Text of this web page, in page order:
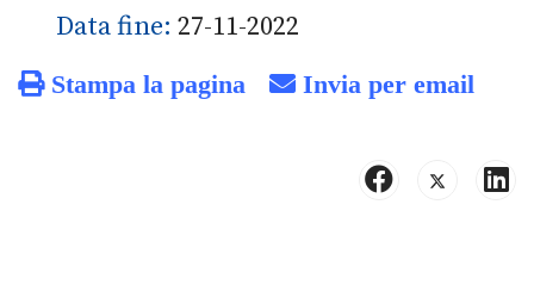
Data fine: 27-11-2022
Stampa la pagina Invia per email